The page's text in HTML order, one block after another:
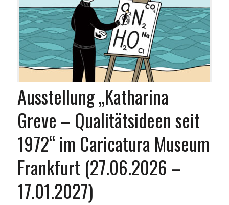
Ausstellung „Katharina
Greve – Qualitätsideen seit
1972“ im Caricatura Museum
Frankfurt (27.06.2026 –
17.01.2027)